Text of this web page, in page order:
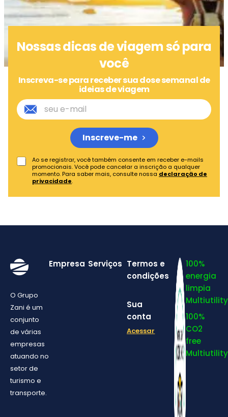
Nossas dicas de viagem só para
você
Inscreva-se para receber sua dose semanal de
ideias de viagem
Ao se registrar, você também consente em receber e-mails
promocionais. Você pode cancelar a inscrição a qualquer
momento. Para saber mais, consulte nossa declaração de
privacidade.
Inscreve-me
O Grupo
Zani é um
conjunto
de várias
empresas
atuando no
setor de
turismo e
transporte.
Empresa Serviços Termos e
condições
Sua
conta
Acessar
100%
energia
limpia
Multiutility
100%
CO2
free
Multiutility